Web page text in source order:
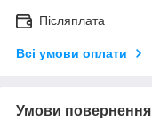
Післяплата
Всі умови оплати
Умови повернення